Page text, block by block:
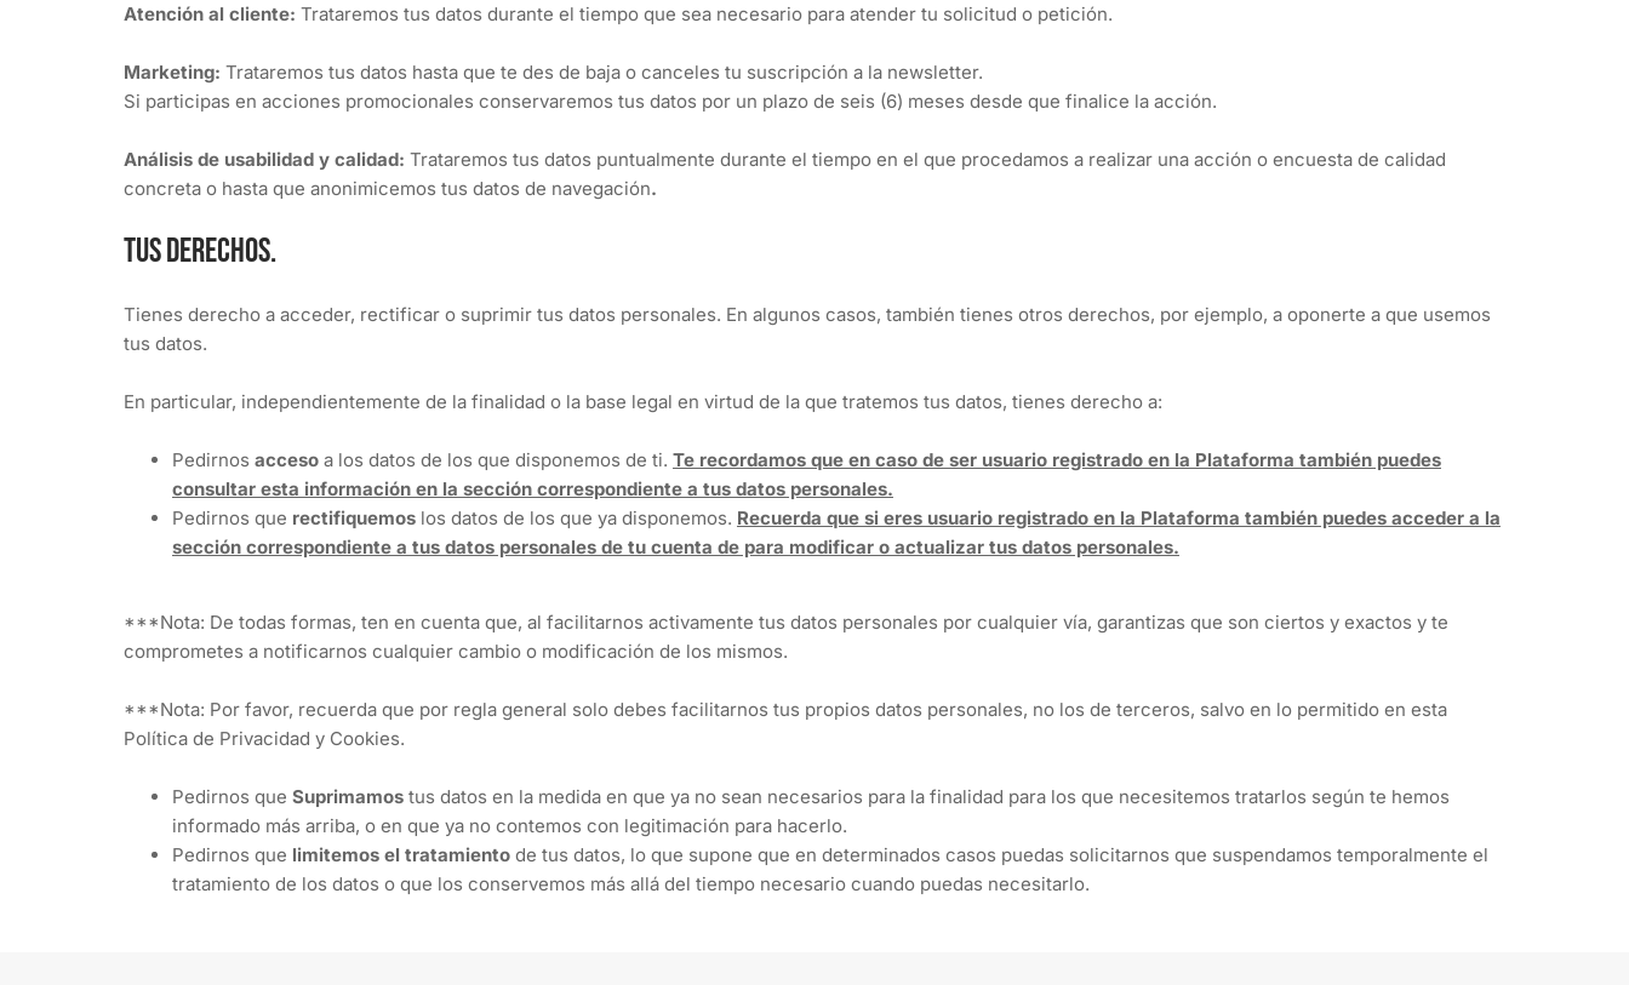
Atención al cliente: Trataremos tus datos durante el tiempo que sea necesario para atender tu solicitud o petición.
Marketing: Trataremos tus datos hasta que te des de baja o canceles tu suscripción a la newsletter.
Si participas en acciones promocionales conservaremos tus datos por un plazo de seis (6) meses desde que finalice la acción.
Análisis de usabilidad y calidad: Trataremos tus datos puntualmente durante el tiempo en el que procedamos a realizar una acción o encuesta de calidad
concreta o hasta que anonimicemos tus datos de navegación.
Tus derechos.
Tienes derecho a acceder, rectificar o suprimir tus datos personales. En algunos casos, también tienes otros derechos, por ejemplo, a oponerte a que usemos
tus datos.
En particular, independientemente de la finalidad o la base legal en virtud de la que tratemos tus datos, tienes derecho a:
Pedirnos acceso a los datos de los que disponemos de ti. Te recordamos que en caso de ser usuario registrado en la Plataforma también puedes
consultar esta información en la sección correspondiente a tus datos personales.
Pedirnos que rectifiquemos los datos de los que ya disponemos. Recuerda que si eres usuario registrado en la Plataforma también puedes acceder a la
sección correspondiente a tus datos personales de tu cuenta de para modificar o actualizar tus datos personales.
***Nota: De todas formas, ten en cuenta que, al facilitarnos activamente tus datos personales por cualquier vía, garantizas que son ciertos y exactos y te
comprometes a notificarnos cualquier cambio o modificación de los mismos.
***Nota: Por favor, recuerda que por regla general solo debes facilitarnos tus propios datos personales, no los de terceros, salvo en lo permitido en esta
Política de Privacidad y Cookies.
Pedirnos que Suprimamos tus datos en la medida en que ya no sean necesarios para la finalidad para los que necesitemos tratarlos según te hemos
informado más arriba, o en que ya no contemos con legitimación para hacerlo.
Pedirnos que limitemos el tratamiento de tus datos, lo que supone que en determinados casos puedas solicitarnos que suspendamos temporalmente el
tratamiento de los datos o que los conservemos más allá del tiempo necesario cuando puedas necesitarlo.